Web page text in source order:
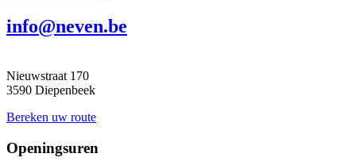
info@neven.be
Nieuwstraat 170
3590 Diepenbeek
Bereken uw route
Openingsuren